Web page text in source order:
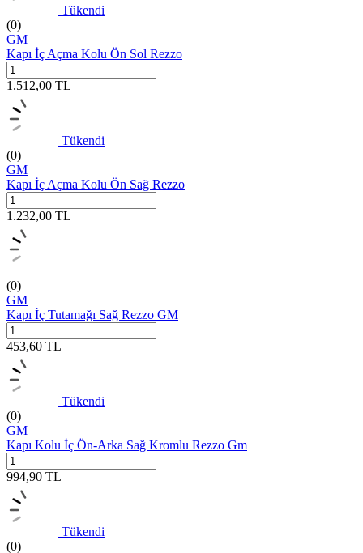
Tükendi
(0)
GM
Kapı İç Açma Kolu Ön Sol Rezzo
1.512,00 TL
Tükendi
(0)
GM
Kapı İç Açma Kolu Ön Sağ Rezzo
1.232,00 TL
(0)
GM
Kapı İç Tutamağı Sağ Rezzo GM
453,60 TL
Tükendi
(0)
GM
Kapı Kolu İç Ön-Arka Sağ Kromlu Rezzo Gm
994,90 TL
Tükendi
(0)